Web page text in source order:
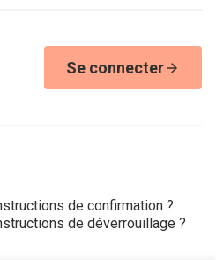
Se connecter
de confirmation ?
de déverrouillage ?